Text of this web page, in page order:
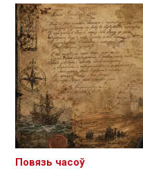
Повязь часоў